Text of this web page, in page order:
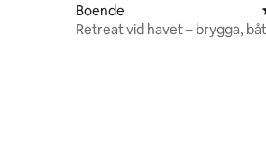
Boende
Retreat vid havet – brygga,